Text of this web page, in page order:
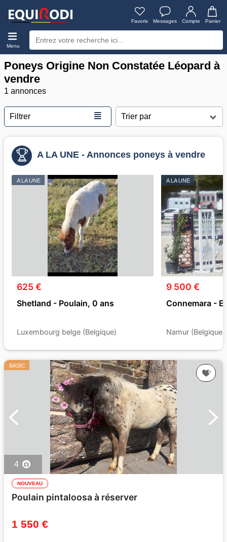
Favoris Messages Compte Panier
Menu
Poneys Origine Non Constatée Léopard à
vendre
1 annonces
Filtrer ≣
A LA UNE - Annonces poneys à vendre
A LA UNE
625 €
Shetland - Poulain, 0 ans
Luxembourg belge (Belgique)
A LA UNE
9 500 €
Connemara -
Namur (Belgique)
BASIC
4
NOUVEAU
Poulain pintaloosa à réserver
1 550 €